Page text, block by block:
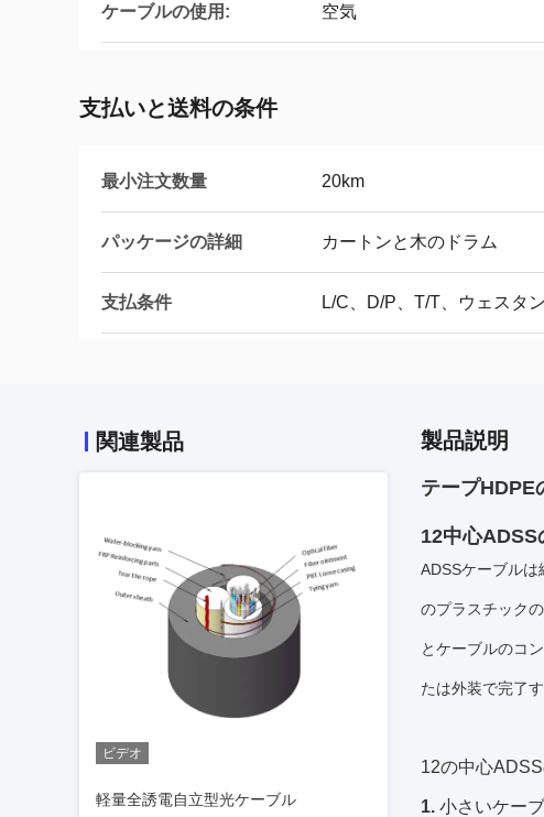
ケーブルの使用: 空気
支払いと送料の条件
最小注文数量 20km
パッケージの詳細 カートンと木のドラム
支払条件 L/C、D/P、T/T、ウェスタ
関連製品
ビデオ
軽量全誘電自立型光ケーブル
製品説明
テープHDPE
12中心ADSS
ADSSケーブル
のプラスチック
とケーブルのコ
たは外装で完了す
12の中心
1. 小さいケー